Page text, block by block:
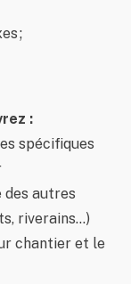
;
:
spécifiques
autres
riverains…)
chantier et le